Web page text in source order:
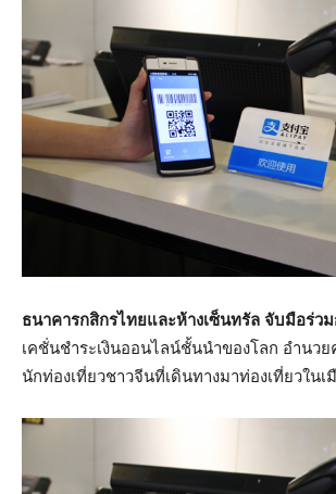
ธนาคารกสิกรไทยและห้างเซ็นทรัล จับมือร่ว
เคชั่นชำระเงินออนไลน์ชั้นนำของโลก อำนว
นักท่องเที่ยวชาวจีนที่เดินทางมาท่องเที่ยวในเ